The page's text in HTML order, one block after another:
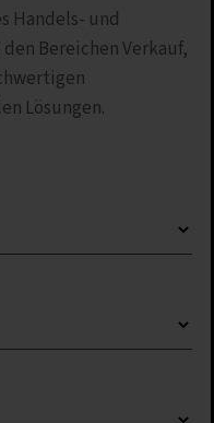
Handels- und
Bereichen Verkauf,
Lösungen.